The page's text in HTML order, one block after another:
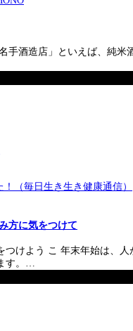
手酒造店」といえば、純米
（毎日生き生き健康通信）
方に気をつけて
つけよう こ 年末年始は、
す。…